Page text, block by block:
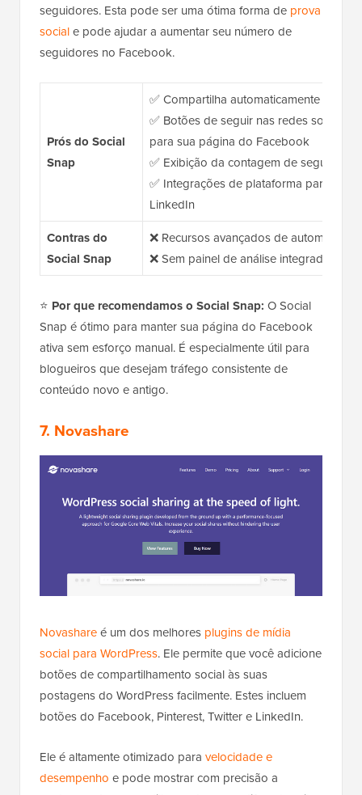
seguidores. Esta pode ser uma ótima forma de prova
sociale pode ajudar a aumentar seu número de
seguidores no Facebook.
Prós do Social
Snap
✅ Compartilha automaticamente posts
✅ Botões de seguir nas redes sociais
para sua página do Facebook
✅ Exibição da contagem de
✅ Integrações de plataforma para
LinkedIn
Contras do
Social Snap
❌ Recursos avançados de automação
❌ Sem painel de análise integrado
⭐ Por que recomendamos o Social Snap: O Social
Snap é ótimo para manter sua página do Facebook
ativa sem esforço manual. É especialmente útil para
blogueiros que desejam tráfego consistente de
conteúdo novo e antigo.
7. Novashare
Novashareé um dos melhores plugins de mídia
social para WordPress. Ele permite que você adicione
botões de compartilhamento social às suas
postagens do WordPress facilmente. Estes incluem
botões do Facebook, Pinterest, Twitter e LinkedIn.
Ele é altamente otimizado para velocidade e
desempenho e pode mostrar com precisão a